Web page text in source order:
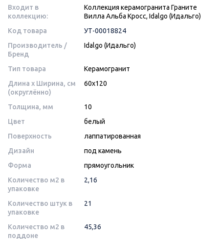
Входит в
коллекцию:
Коллекция керамогранита Граните
Вилла Альба Кросс, Idalgo (Идальго)
Код товара
УТ-00018824
Производитель /
Бренд
Idalgo (Идальго)
Тип товара
Керамогранит
Длина x Ширина, см
(округлённо)
60x120
Толщина, мм
10
Цвет
белый
Поверхность
лаппатированная
Дизайн
под камень
Форма
прямоугольник
Количество м2 в
упаковке
2,16
Количество штук в
упаковке
21
Количество м2 в
поддоне
45,36